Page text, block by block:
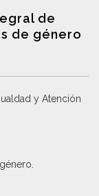
de
de género
y Atención